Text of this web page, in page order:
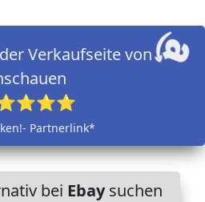
Verkaufseite von
Partnerlink*
bei Ebaysuchen